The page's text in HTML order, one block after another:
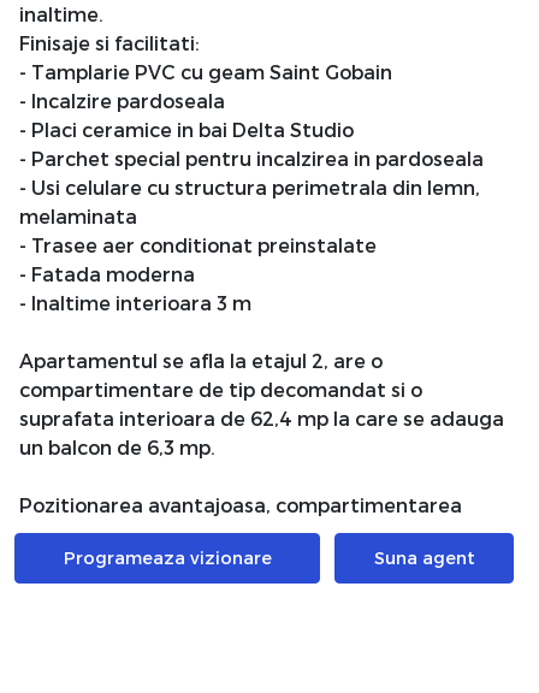
inaltime.
Finisaje si facilitati:
- Tamplarie PVC cu geam Saint Gobain
- Incalzire pardoseala
- Placi ceramice in bai Delta Studio
- Parchet special pentru incalzirea in pardoseala
- Usi celulare cu structura perimetrala din lemn,
melaminata
- Trasee aer conditionat preinstalate
- Fatada moderna
- Inaltime interioara 3 m
Apartamentul se afla la etajul 2, are o
compartimentare de tip decomandat si o
suprafata interioara de 62,4 mp la care se adauga
un balcon de 6,3 mp.
Pozitionarea avantajoasa, compartimentarea
eficienta si design-ul premium al proiectului vor
eleva fiecare moment pe care il vei petrece in noua
ta casa.
Programeaza vizionare Suna agent